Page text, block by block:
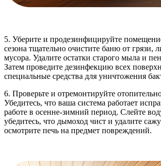
5. Уберите и продезинфицируйте
сезона тщательно очистите баню от грязи,
мусора. Удалите остатки старого мыла и
Затем проведите дезинфекцию всех
специальные средства для уничтожения
6. Проверьте и отремонтируйте
Убедитесь, что ваша система работает
работе в осенне-зимний период. Слейте
убедитесь, что дымоход чист и удалите
осмотрите печь на предмет повреждений.